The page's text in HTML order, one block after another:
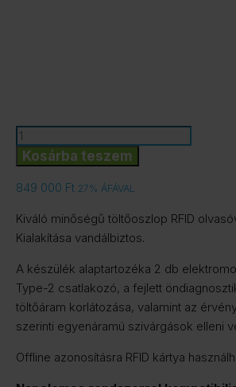
EVEXPERT
Evecube
2x22kW
fali
töltő
db
Type
2
csatlakozóval
menedzsment,
kijelző,
Kosárba teszem
849 000 Ft 27% ÁFÁVAL
Kiváló minőségű töltőoszlop RFID
Kialakítása vandálbiztos.
A készülék alaptartozéka 2 db
Type-2 csatlakozó, a fejlett
töltőáram korlátozása, valamint az
szerinti egyenáramú szivárgások elleni
Offline azonosításra RFID kártya